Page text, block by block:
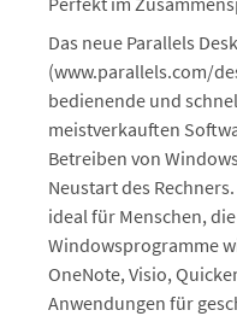
Das neue Parallels
(www.parallels.com/
bedienende und
meistverkauften
Betreiben von
Neustart des
ideal für Menschen,
Windowsprogramme
OneNote, Visio,
Anwendungen für